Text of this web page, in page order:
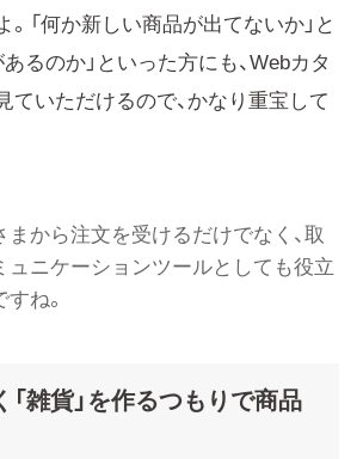
「何か新しい商品が出てないか」と
るのか」といった方にも、Webカタ
ていただけるので、かなり重宝して
から注文を受けるだけでなく、取
ュニケーションツールとしても役立
ね。
雑貨」を作るつもりで商品